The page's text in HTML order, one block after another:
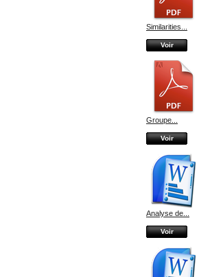
Similarities...
Voir
Groupe...
Voir
Analyse de...
Voir